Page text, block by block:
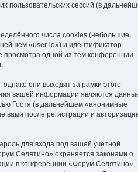
пользовательских сессий (в
числа cookies (небольшие
«user-id») и идентификатор
просмотра одной из тем конференции
они выходят за рамки этого
вашей информации являются
Гостя (в дальнейшем «анонимные
после регистрации и
для входа под вашей учётной
Селятино» охраняется законами о
в конференции «Форум Селятино»,